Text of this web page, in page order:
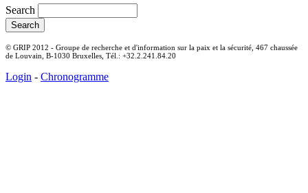
Search
© GRIP 2012 - Groupe de recherche et d'information sur la paix et la sécurité, 467 chaussée
de Louvain, B-1030 Bruxelles, Tél.: +32.2.241.84.20
Login - Chronogramme